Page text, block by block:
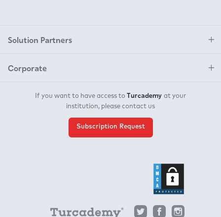
Solution Partners
Corporate
If you want to have access to Turcademy at your
institution, please contact us
Subscription Request